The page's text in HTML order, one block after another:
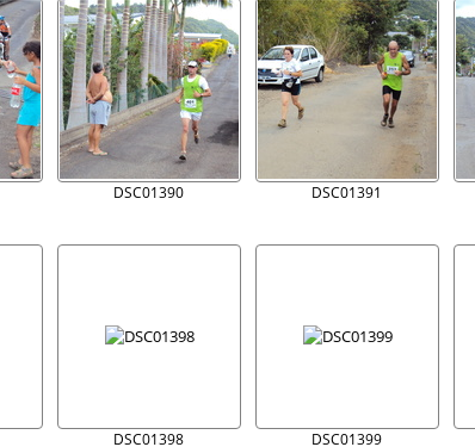
DSC01390 DSC01391
DSC01398 DSC01399